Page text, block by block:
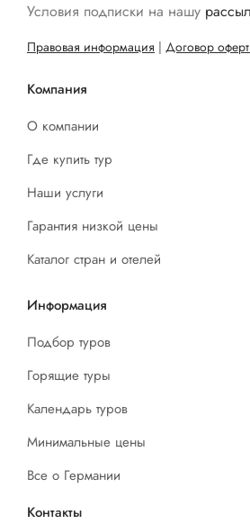
Условия подписки на нашу
Правовая информация | Договор
Компания
О компании
Где купить тур
Наши услуги
Гарантия низкой цены
Каталог стран и отелей
Информация
Подбор туров
Горящие туры
Календарь туров
Минимальные цены
Все о Германии
Контакты